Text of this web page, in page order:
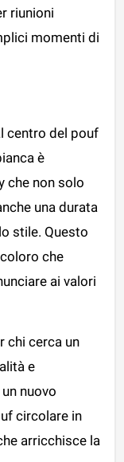
riunioni
momenti di
centro del pouf
è
che non solo
una durata
stile. Questo
che
ai valori
chi cerca un
e
nuovo
circolare in
arricchisce la